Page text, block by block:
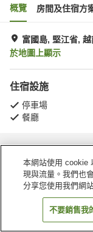
概覽 房間及住宿方
富國島, 堅江省, 越
於地圖上顯示
住宿設施
停車場
餐廳
主頁 越南 堅江省
本網站使用 cookie
現與流量。我們也
分享您使用我們網
不要銷售我